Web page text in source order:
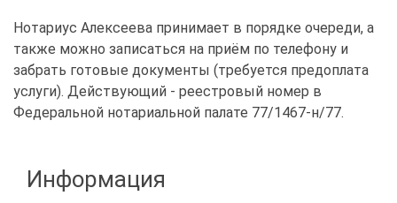
Нотариус Алексеева принимает в порядке очереди, а
также можно записаться на приём по телефону и
забрать готовые документы (требуется предоплата
услуги). Действующий - реестровый номер в
Федеральной нотариальной палате 77/1467-н/77.
Информация